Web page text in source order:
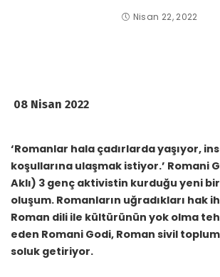
Nisan 22, 2022
08 Nisan 2022
‘Romanlar hala çadırlarda yaşıyor,
koşullarına ulaşmak istiyor.’ Romani
Aklı) 3 genç aktivistin kurduğu yeni
oluşum. Romanların uğradıkları hak
Roman dili ile kültürünün yok olma
eden Romani Godi, Roman sivil
soluk getiriyor.